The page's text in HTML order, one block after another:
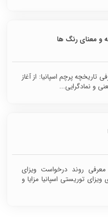
و معنای رنگ ها
پرچم اسپانیا: از آغاز
و نمادگرایی...
روند درخواست ویزای
توریستی اسپانیا مزایا و